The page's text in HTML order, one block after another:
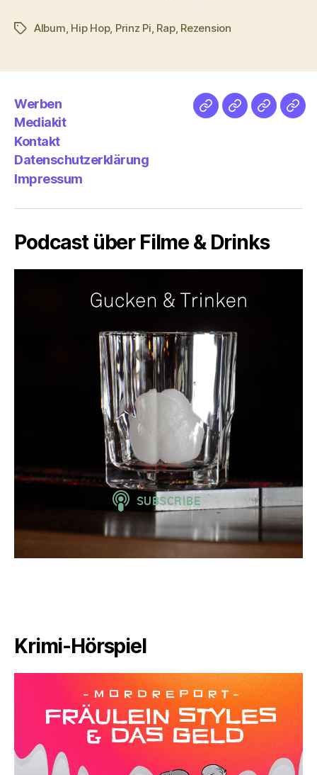
Schlagwörter
Album, Hip Hop, Prinz Pi, Rap, Rezension
Werben
Mediakit
Kontakt
Datenschutzerklärung
Impressum
NetzMedien
Podcast über Filme & Drinks
Krimi-Hörspiel